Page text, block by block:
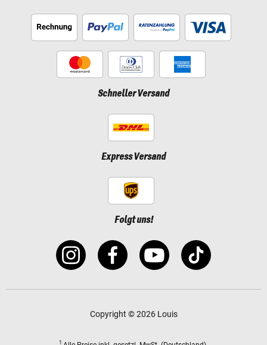
Schneller Versand
Express Versand
Folgt uns!
Copyright © 2026 Louis
1